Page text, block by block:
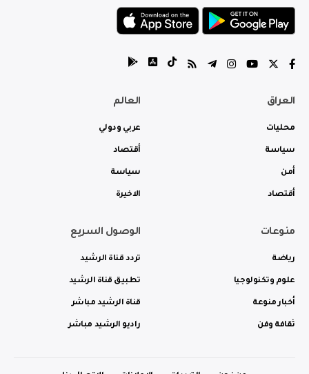
العراق
محليات
سياسة
أمن
أقتصاد
العالم
عربي ودولي
أقتصاد
سياسة
الاخيرة
منوعات
رياضة
علوم وتكنولوجيا
أخبار منوعة
ثقافة وفن
الوصول السريع
تردد قناة الرشيد
تطبيق قناة الرشيد
قناة الرشيد مباشر
راديو الرشيد مباشر